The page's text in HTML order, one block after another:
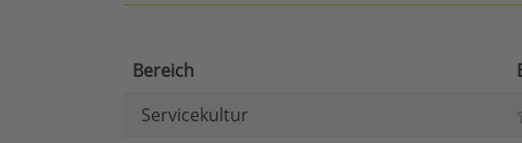
Bereich
Servicekultur